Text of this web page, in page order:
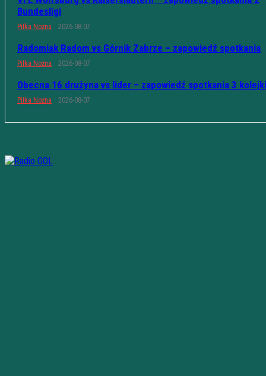
Bundesligi
Piłka Nożna 2026-08-07
Radomiak Radom vs Górnik Zabrze – zapowiedź spotkania
Piłka Nożna 2026-08-07
Obecna 16 drużyna vs lider – zapowiedź spotkania 3 kolejki
Piłka Nożna 2026-08-07